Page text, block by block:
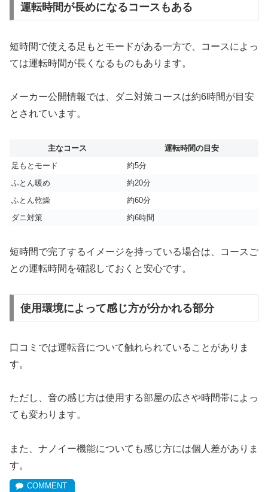
運転時間が長めになるコースもある
短時間で使える足もとモードがある一方で、コースによっ
ては運転時間が長くなるものもあります。
メーカー公開情報では、ダニ対策コースは約6時間が目安
とされています。
主なコース
運転時間の目安
足もとモード
約5分
ふとん暖め
約20分
ふとん乾燥
約60分
ダニ対策
約6時間
短時間で完了するイメージを持っている場合は、コースご
との運転時間を確認しておくと安心です。
使用環境によって感じ方が分かれる部分
口コミでは運転音について触れられていることがありま
す。
ただし、音の感じ方は使用する部屋の広さや時間帯によっ
ても変わります。
また、ナノイー機能についても感じ方には個人差がありま
す。